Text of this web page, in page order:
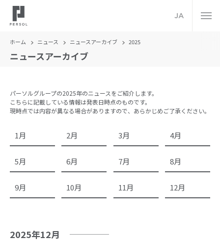
JA
ホーム ニュース ニュースアーカイブ 2025
ニュースアーカイブ
パーソルグループの2025年のニュースをご紹介します。
こちらに記載している情報は発表日時点のものです。
現時点では内容が異なる場合がありますので、あらかじめご了承ください。
1月 2月 3月 4月
5月 6月 7月 8月
9月 10月 11月 12月
2025年12月